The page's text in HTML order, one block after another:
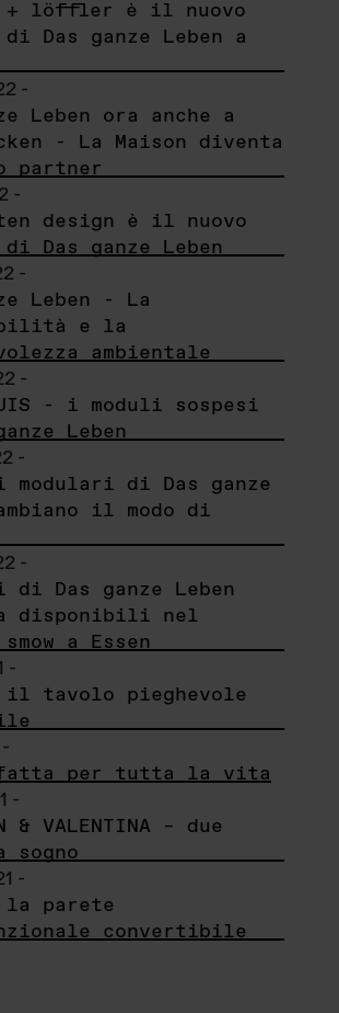
+ löffler è il nuovo
Das ganze Leben a
-
Leben ora anche a
- La Maison diventa
partner
-
design è il nuovo
Das ganze Leben
-
Leben - La
e la
ambientale
-
- i moduli sospesi
Leben
-
di Das ganze
il modo di
-
Das ganze Leben
disponibili nel
a Essen
-
il tavolo pieghevole
fatta per tutta la vita
-
& VALENTINA – due
-
la parete
convertibile